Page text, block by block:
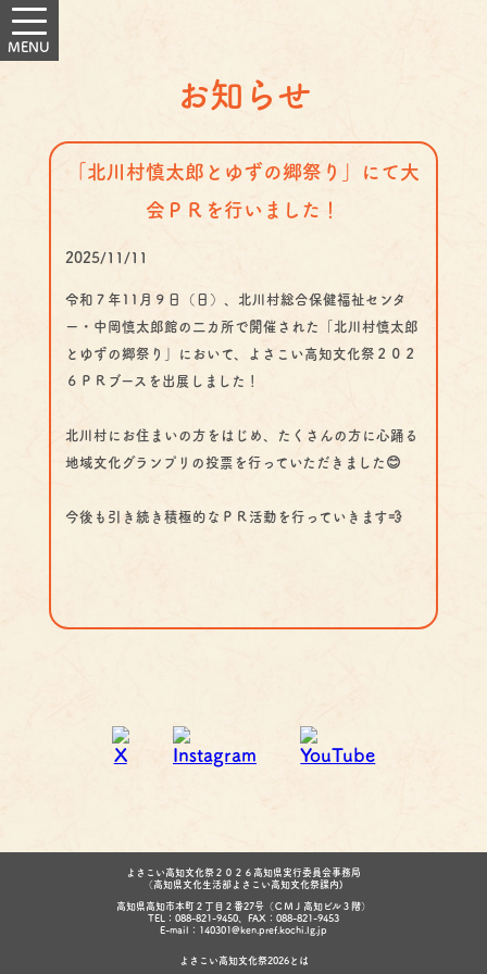
お知らせ
「北川村慎太郎とゆずの郷祭り」にて大
会ＰＲを行いました！
2025/11/11
令和７年11月９日（日）、北川村総合保健福祉センタ
ー・中岡慎太郎館の二カ所で開催された「北川村慎太郎
とゆずの郷祭り」において、よさこい高知文化祭２０２
６ＰＲブースを出展しました！
北川村にお住まいの方をはじめ、たくさんの方に心踊る
地域文化グランプリの投票を行っていただきました😊
今後も引き続き積極的なＰＲ活動を行っていきます💨
よさこい高知文化祭２０２６高知県実行委員会事務局
（高知県文化生活部よさこい高知文化祭課内)
高知県高知市本町２丁目２番27号（ＣＭＪ高知ビル３階）
TEL：088-821-9450、FAX：088-821-9453
E-mail：140301@ken.pref.kochi.lg.jp
よさこい高知文化祭2026とは